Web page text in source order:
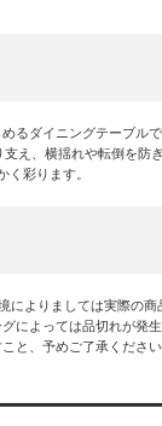
るダイニングテーブ
え、横揺れや転倒を
く彩ります。
よりましては実際の商
によっては品切れが発生
と、予めご了承ください